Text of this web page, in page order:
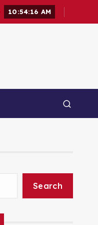
10:54:17 AM
Search